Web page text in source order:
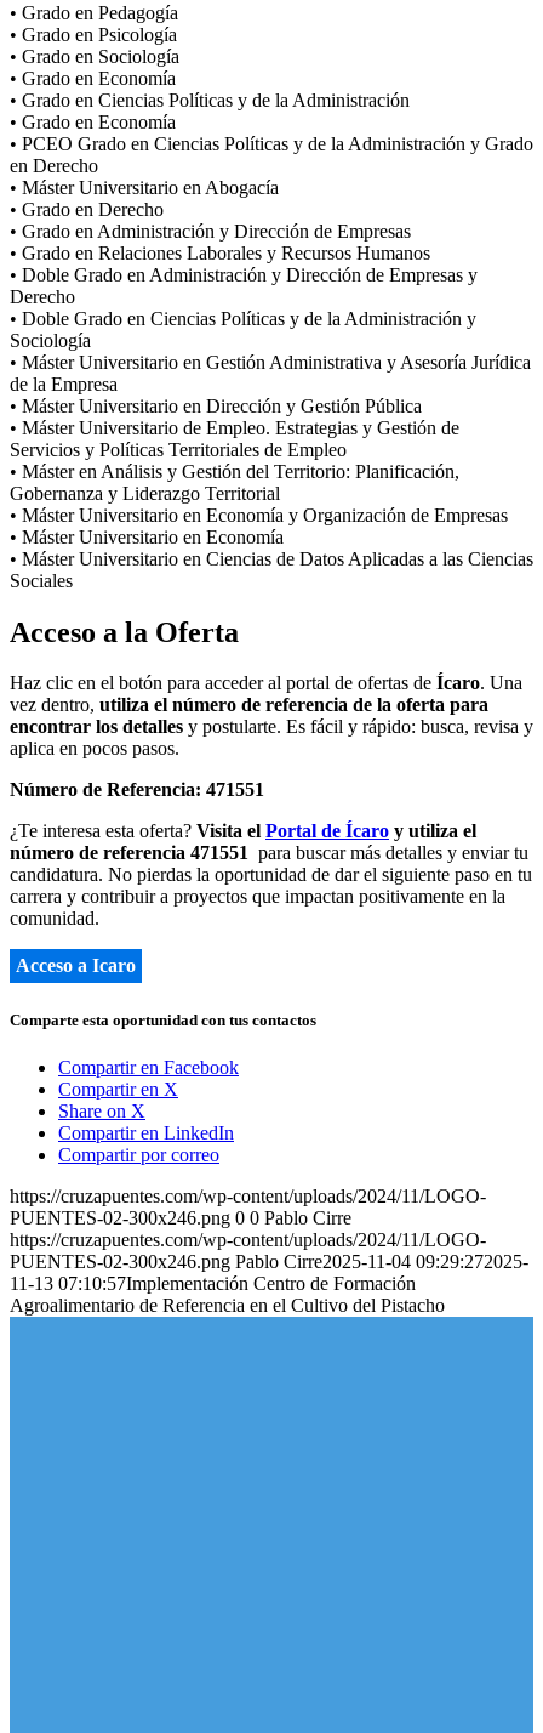
• Grado en Pedagogía
• Grado en Psicología
• Grado en Sociología
• Grado en Economía
• Grado en Ciencias Políticas y de la Administración
• Grado en Economía
• PCEO Grado en Ciencias Políticas y de la Administración y Grado
en Derecho
• Máster Universitario en Abogacía
• Grado en Derecho
• Grado en Administración y Dirección de Empresas
• Grado en Relaciones Laborales y Recursos Humanos
• Doble Grado en Administración y Dirección de Empresas y
Derecho
• Doble Grado en Ciencias Políticas y de la Administración y
Sociología
• Máster Universitario en Gestión Administrativa y Asesoría Jurídica
de la Empresa
• Máster Universitario en Dirección y Gestión Pública
• Máster Universitario de Empleo. Estrategias y Gestión de
Servicios y Políticas Territoriales de Empleo
• Máster en Análisis y Gestión del Territorio: Planificación,
Gobernanza y Liderazgo Territorial
• Máster Universitario en Economía y Organización de Empresas
• Máster Universitario en Economía
• Máster Universitario en Ciencias de Datos Aplicadas a las Ciencias
Sociales
Acceso a la Oferta
Haz clic en el botón para acceder al portal de ofertas de Ícaro. Una
vez dentro, utiliza el número de referencia de la oferta para
encontrar los detalles y postularte. Es fácil y rápido: busca, revisa y
aplica en pocos pasos.
Número de Referencia: 471551
¿Te interesa esta oferta? Visita el Portal de Ícaro y utiliza el
número de referencia 471551 para buscar más detalles y enviar tu
candidatura. No pierdas la oportunidad de dar el siguiente paso en tu
carrera y contribuir a proyectos que impactan positivamente en la
comunidad.
Acceso a Icaro
Comparte esta oportunidad con tus contactos
Compartir en Facebook
Compartir en X
Share on X
Compartir en LinkedIn
Compartir por correo
https://cruzapuentes.com/wp-content/uploads/2024/11/LOGO-
PUENTES-02-300x246.png 0 0 Pablo Cirre
https://cruzapuentes.com/wp-content/uploads/2024/11/LOGO-
PUENTES-02-300x246.png Pablo Cirre2025-11-04 09:29:272025-
11-13 07:10:57Implementación Centro de Formación
Agroalimentario de Referencia en el Cultivo del Pistacho